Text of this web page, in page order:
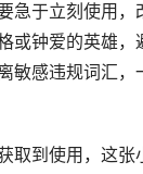
急于立刻使用
或钟爱的英雄
敏感违规词汇
取到使用，这